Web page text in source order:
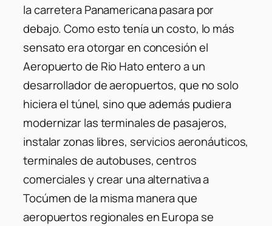
la carretera Panamericana pasara por
debajo. Como esto tenía un costo, lo más
sensato era otorgar en concesión el
Aeropuerto de Rio Hato entero a un
desarrollador de aeropuertos, que no solo
hiciera el túnel, sino que además pudiera
modernizar las terminales de pasajeros,
instalar zonas libres, servicios aeronáuticos,
terminales de autobuses, centros
comerciales y crear una alternativa a
Tocúmen de la misma manera que
aeropuertos regionales en Europa se